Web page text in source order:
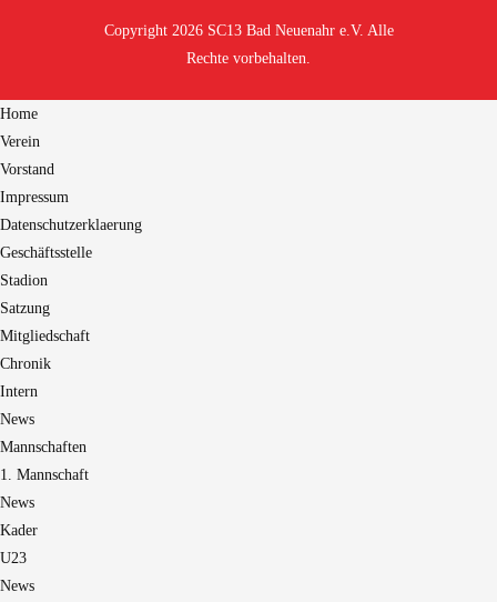
Copyright 2026 SC13 Bad Neuenahr e.V. Alle
Rechte vorbehalten.
Home
Verein
Vorstand
Impressum
Datenschutzerklaerung
Geschäftsstelle
Stadion
Satzung
Mitgliedschaft
Chronik
Intern
News
Mannschaften
1. Mannschaft
News
Kader
U23
News